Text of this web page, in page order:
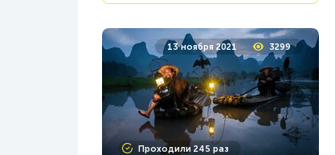
13 ноября 2021 3299
Проходили 245 раз